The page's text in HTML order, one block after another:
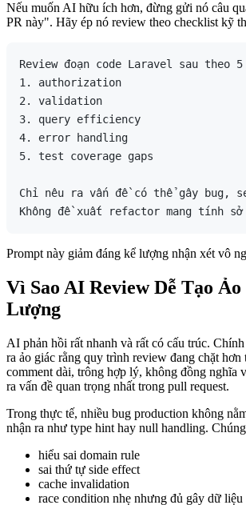
Nếu muốn AI hữu ích hơn, đừng gửi nó câu
PR này". Hãy ép nó review theo checklist kỹ
Review đoạn code Laravel sau theo
1. authorization
2. validation
3. query efficiency
4. error handling
5. test coverage gaps
Chỉ nêu ra vấn đề có thể gây bug,
Prompt này giảm đáng kể lượng nhận xét vô
Vì Sao AI Review Dễ Tạo
Lượng
AI phản hồi rất nhanh và rất có cấu trúc.
ra ảo giác rằng quy trình review đang chặt
comment dài, trông hợp lý, không đồng nghĩa
ra vấn đề quan trọng nhất trong pull request.
Trong thực tế, nhiều bug production không
nhận ra như type hint hay null handling.
hiểu sai domain rule
sai thứ tự side effect
cache invalidation
race condition nhẹ nhưng đủ gây dữ liệu